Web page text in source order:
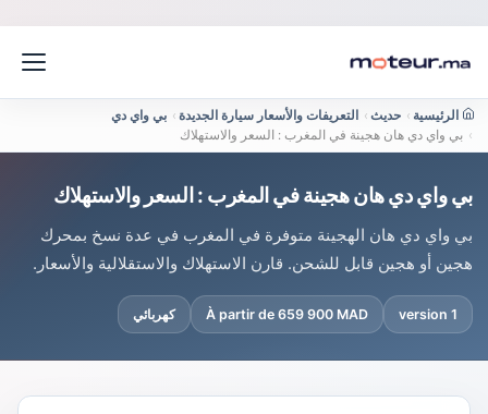
الرئيسية › حديث › التعريفات والأسعار سيارة الجديدة › بي واي دي
› بي واي دي هان هجينة في المغرب : السعر والاستهلاك
بي واي دي هان هجينة في المغرب : السعر والاستهلاك
بي واي دي هان الهجينة متوفرة في المغرب في عدة نسخ بمحرك
هجين أو هجين قابل للشحن. قارن الاستهلاك والاستقلالية والأسعار.
1 version
À partir de 659 900 MAD كهربائي